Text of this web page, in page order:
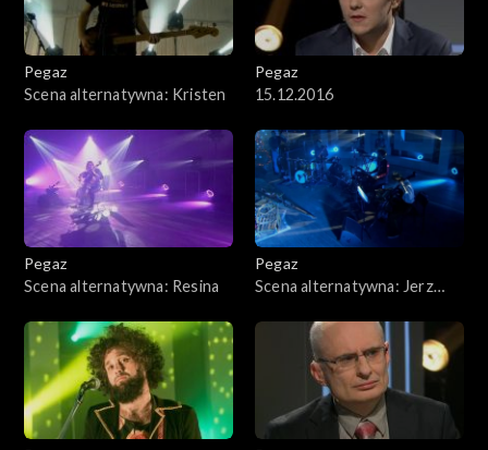
Pegaz
Scena alternatywna: Kristen
Pegaz
15.12.2016
Pegaz
Scena alternatywna: Resina
Pegaz
Scena alternatywna: Jerz